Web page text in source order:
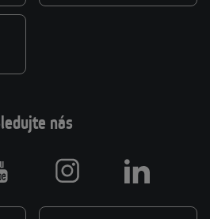
nás
Instagram LinkedIn